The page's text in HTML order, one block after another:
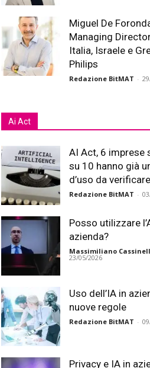
Miguel De
Managing
Italia, Israele e
Philips
Redazione BitMAT -
Ai Act
AI Act, 6 imprese
su 10 hanno già
d’uso da verificare
Redazione BitMAT -
Posso utilizzare
azienda?
Massimiliano
23/05/2026
Uso dell’IA in
nuove regole
Redazione BitMAT -
Privacy e IA in